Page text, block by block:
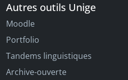
Autres outils Unige
Moodle
Portfolio
Tandems linguistiques
Archive-ouverte